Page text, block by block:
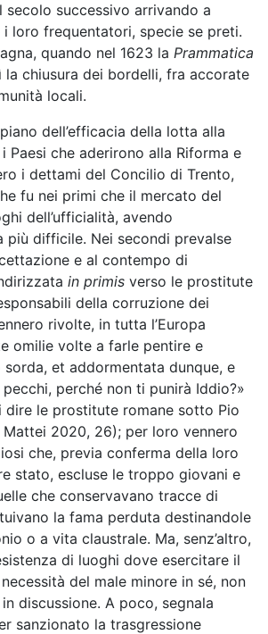
secolo successivo arrivando a
i loro frequentatori, specie se preti.
quando nel 1623 la Prammatica
la chiusura dei bordelli, fra accorate
locali.
dell’efficacia della lotta alla
Paesi che aderirono alla Riforma e
i dettami del Concilio di Trento,
fu nei primi che il mercato del
dell’ufficialità, avendo
più difficile. Nei secondi prevalse
e al contempo di
in primis verso le prostitute
della corruzione dei
rivolte, in tutta l’Europa
omilie volte a farle pentire e
et addormentata dunque, e
pecchi, perché non ti punirà Iddio?»
dire le prostitute romane sotto Pio
Mattei 2020, 26); per loro vennero
che, previa conferma della loro
stato, escluse le troppo giovani e
che conservavano tracce di
la fama perduta destinandole
o a vita claustrale. Ma, senz’altro,
di luoghi dove esercitare il
del male minore in sé, non
discussione. A poco, segnala
sanzionato la trasgressione